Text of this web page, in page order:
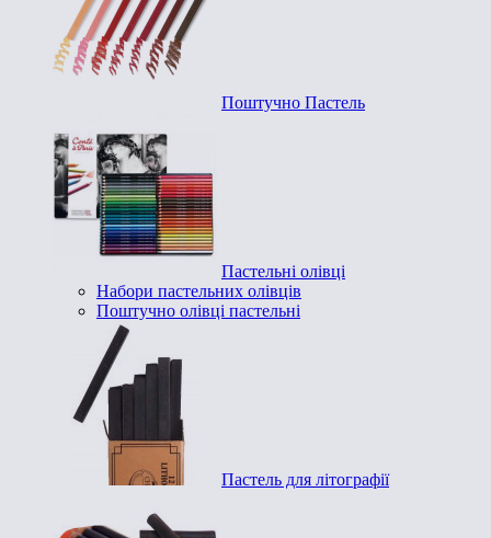
Поштучно Пастель
Пастельні олівці
Набори пастельних олівців
Поштучно олівці пастельні
Пастель для літографії